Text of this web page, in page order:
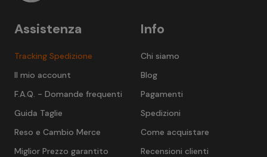
Info
Chi siamo
Blog
Pagamenti
Spedizioni
Come acquistare
Recensioni clienti
Assistenza
Tracking Spedizione
Il mio account
F.A.Q. - Domande frequenti
Guida Taglie
Reso e Cambio Merce
Miglior Prezzo garantito